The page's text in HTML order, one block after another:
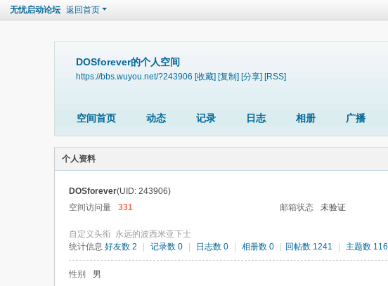
无忧启动论坛 返回首页
DOSforever的个人空间
https://bbs.wuyou.net/?243906 [收藏] [复制] [分享] [RSS]
空间首页 动态 记录 日志 相册 广播
个人资料
DOSforever(UID: 243906)
空间访问量
331 邮箱状态 未验证
自定义头衔 永远的波西米亚下士
统计信息 好友数 2 记录数 0 日志数 0 相册数 0 回帖数 1241 主题数 116
性别 男